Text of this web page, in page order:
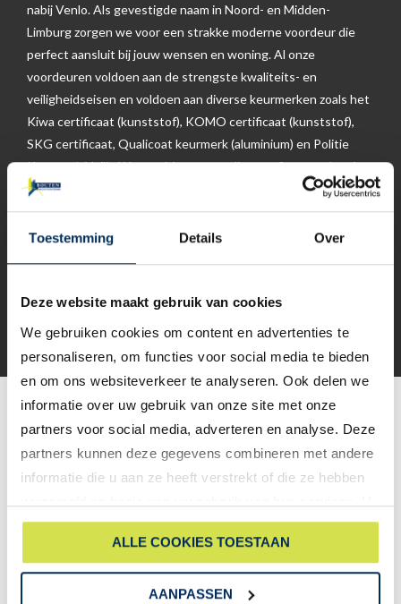
Toestemming Details Over
Deze website maakt gebruik van cookies
We gebruiken cookies om content en advertenties te
personaliseren, om functies voor social media te bieden
en om ons websiteverkeer te analyseren. Ook delen we
informatie over uw gebruik van onze site met onze
partners voor social media, adverteren en analyse. Deze
partners kunnen deze gegevens combineren met andere
informatie die u aan ze heeft verstrekt of die ze hebben
gaat akkoord met onze cookies als u onze website blijft
ALLE COOKIES TOESTAAN
AANPASSEN
nabij Venlo. Als gevestigde naam in Noord- en Midden-
Limburg zorgen we voor een strakke moderne voordeur die
perfect aansluit bij jouw wensen en woning. Al onze
voordeuren voldoen aan de strengste kwaliteits- en
veiligheidseisen en voldoen aan diverse keurmerken zoals het
Kiwa certificaat (kunststof), KOMO certificaat (kunststof),
SKG certificaat, Qualicoat keurmerk (aluminium) en Politie
Keurmerk Veilig Wonen. Met onze online configurator kun je
ook eenvoudig je eigen voordeur op maat ontwerpen en alle
mogelijkheden ontdekken. Probeer het nu zelf en ontvang
een vrijblijvende offerte op maat.
VOORDEUR ONTWERPEN
Wat zeggen onze klanten over ons?
Anita Brueren -"Wij hebben een voordeur bij firma Bouten besteld.
Deze kon al 2 weken eerder dan de afspraak geplaatst worden. Super!
contact gehad"